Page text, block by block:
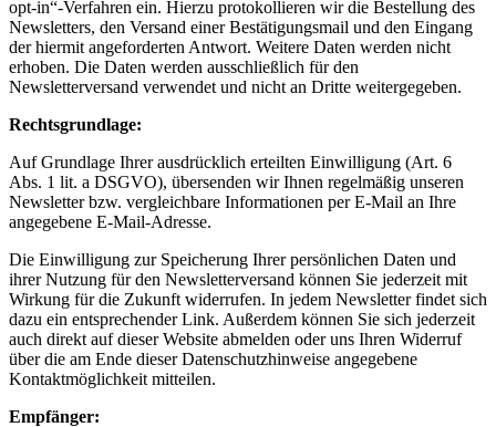
opt-in“-Verfahren ein. Hierzu protokollieren wir die Bestellung des
Newsletters, den Versand einer Bestätigungsmail und den Eingang
der hiermit angeforderten Antwort. Weitere Daten werden nicht
erhoben. Die Daten werden ausschließlich für den
Newsletterversand verwendet und nicht an Dritte weitergegeben.
Rechtsgrundlage:
Auf Grundlage Ihrer ausdrücklich erteilten Einwilligung (Art. 6
Abs. 1 lit. a DSGVO), übersenden wir Ihnen regelmäßig unseren
Newsletter bzw. vergleichbare Informationen per E-Mail an Ihre
angegebene E-Mail-Adresse.
Die Einwilligung zur Speicherung Ihrer persönlichen Daten und
ihrer Nutzung für den Newsletterversand können Sie jederzeit mit
Wirkung für die Zukunft widerrufen. In jedem Newsletter findet sich
dazu ein entsprechender Link. Außerdem können Sie sich jederzeit
auch direkt auf dieser Website abmelden oder uns Ihren Widerruf
über die am Ende dieser Datenschutzhinweise angegebene
Kontaktmöglichkeit mitteilen.
Empfänger: